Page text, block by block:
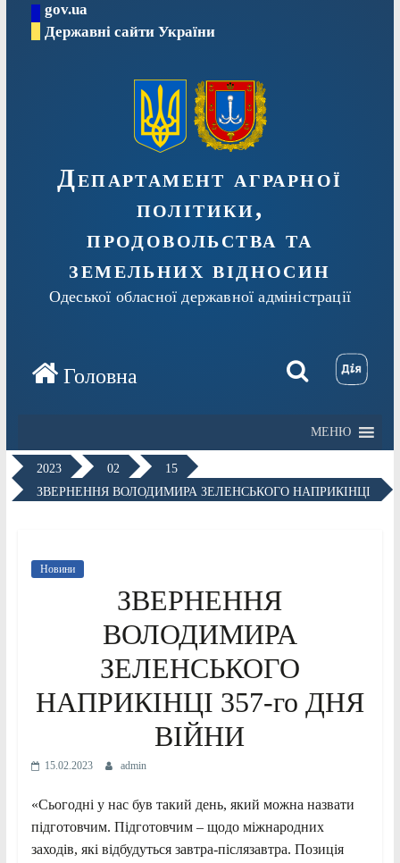
Перейтиgov.ua
Державні сайти України
Департамент аграрної
політики,
продовольства та
земельних відносин
Одеської обласної державної адміністрації
МЕНЮ
2023 02
15
ЗВЕРНЕННЯ ВОЛОДИМИРА ЗЕЛЕНСЬКОГО НАПРИКІНЦІ
Новини
ЗВЕРНЕННЯ
ВОЛОДИМИРА
ЗЕЛЕНСЬКОГО
НАПРИКІНЦІ 357-го ДНЯ
ВІЙНИ
15.02.2023 admin
«Сьогодні у нас був такий день, який можна назвати
підготовчим. Підготовчим – щодо міжнародних
заходів, які відбудуться завтра-післязавтра. Позиція